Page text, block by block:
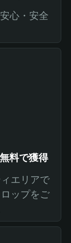
心・安全
料で獲得
エリアで
ップをご